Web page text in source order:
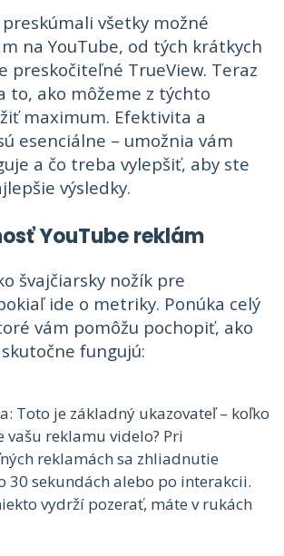
všetky možné
na YouTube, od tých krátkych
preskočiteľné TrueView. Teraz
to, ako môžeme z týchto
maximum. Efektivita a
esenciálne – umožnia vám
a čo treba vylepšiť, aby ste
výsledky.
YouTube reklám
švajčiarsky nožík pre
ide o metriky. Ponúka celý
vám pomôžu pochopiť, ako
fungujú:
Toto je základný ukazovateľ – koľko
vašu reklamu videlo? Pri
reklamách sa zhliadnutie
30 sekundách alebo po interakcii.
vydrží pozerať, máte v rukách